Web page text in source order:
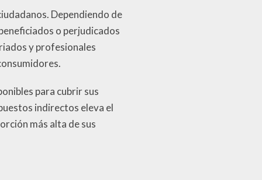
Dependiendo de
o perjudicados
y profesionales
para cubrir sus
indirectos eleva el
más alta de sus